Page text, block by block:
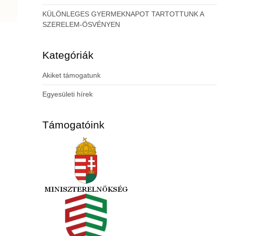
KÜLÖNLEGES GYERMEKNAPOT TARTOTTUNK A
SZERELEM-ÖSVÉNYEN
Kategóriák
Akiket támogatunk
Egyesületi hírek
Támogatóink